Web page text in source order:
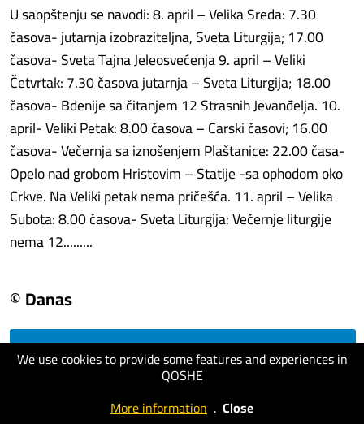
We use cookies to provide some features and experiences in
QOSHE
More information . Close
U saopštenju se navodi: 8. april – Velika Sreda: 7.30
časova- jutarnja izobraziteljna, Sveta Liturgija; 17.00
časova- Sveta Tajna Jeleosvećenja 9. april – Veliki
Četvrtak: 7.30 časova jutarnja – Sveta Liturgija; 18.00
časova- Bdenije sa čitanjem 12 Strasnih Jevanđelja. 10.
april- Veliki Petak: 8.00 časova – Carski časovi; 16.00
časova- Večernja sa iznošenjem Plaštanice: 22.00 časa-
Opelo nad grobom Hristovim – Statije -sa ophodom oko
Crkve. Na Veliki petak nema pričešća. 11. april – Velika
Subota: 8.00 časova- Sveta Liturgija: Večernje liturgije
nema 12.........
© Danas
visit website